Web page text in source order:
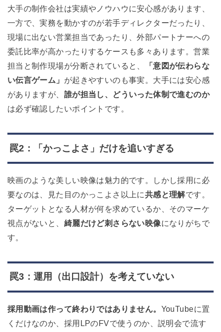
大手の制作会社は実績やノウハウに安心感があります、
一方で、実務を動かすのが若手ディレクターだったり、
現場に出ない営業担当であったり、外部パートナーへの
委託比率が高かったりするケースも多々あります。営業
担当と制作現場が分断されていると、
「意図が伝わらな
い伝言ゲーム」 が起きやすいのも事実。大手には安心感
がありますが、 誰が担当し、どういった体制で進むのか
は必ず確認したいポイントです。
罠2：「かっこよさ」だけを追いすぎる
映画のような美しい映像は魅力的です。しかし採用に必
要なのは、見た目のかっこよさ以上に共感と理解です。
ターゲットとなる人材が何を求めているか、そのマーケ
視点がないと、 綺麗だけど刺さらない映像になりがちで
す。
罠3：運用（出口設計）を考えていない
採用動画は作って終わりではありません。 YouTubeに置
くだけなのか、採用LPのFVで使うのか、説明会で流す